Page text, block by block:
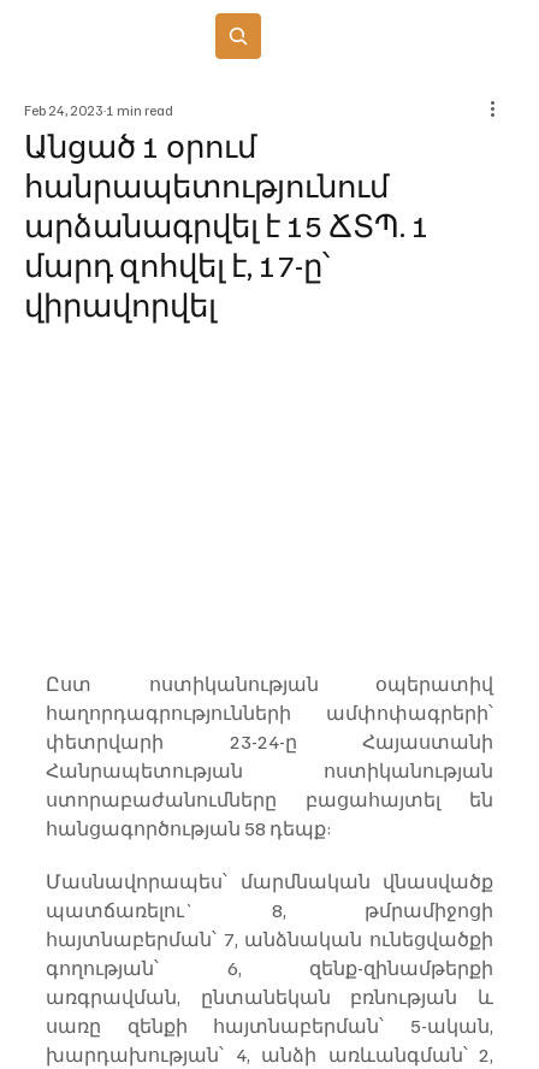
Անցած 1 օրում
հանրապետությունում
արձանագրվել է 15 ՃՏՊ. 1
մարդ զոհվել է, 17-ը՝
վիրավորվել
Feb 24, 2023 1 min read
Ըստ ոստիկանության օպերատիվ
հաղորդագրությունների ամփոփագրերի՝
փետրվարի 23-24-ը Հայաստանի
Հանրապետության ոստիկանության
ստորաբաժանումները բացահայտել են
հանցագործության 58 դեպք:
Մասնավորապես՝ մարմնական վնասվածք
պատճառելու` 8, թմրամիջոցի
հայտնաբերման՝ 7, անձնական ունեցվածքի
գողության՝ 6, զենք-զինամթերքի
առգրավման, ընտանեկան բռնության և
սառը զենքի հայտնաբերման՝ 5-ական,
խարդախության՝ 4, անձի առևանգման՝ 2,